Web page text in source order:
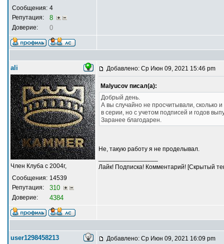
Сообщения: 4
Репутация:
8
Доверие: 0
ali
Член Клуба с 2004г,
Сообщения: 14539
Репутация:
310
Доверие: 4384
Добавлено: Ср Июн 09, 2021 15:46 pm
Malyucov писал(а):
Добрый день.
А вы случайно не просчитывали, сколько
в серии, но с учетом подписей и годов
Заранее благодарен.
Не, такую работу я не проделывал.
Лайк! Подписка! Комментарий! [Скрытый
user1298458213 Добавлено: Ср Июн 09, 2021 16:09 pm